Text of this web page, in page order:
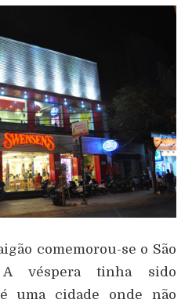
comemorou-se o São
véspera tinha sido
uma cidade onde não